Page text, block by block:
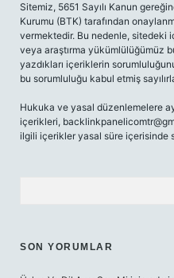
Sitemiz, 5651 Sayılı Kanun
Kurumu (BTK) tarafından
vermektedir. Bu nedenle, sitedeki
veya araştırma yükümlülüğümüz
yazdıkları içeriklerin
bu sorumluluğu kabul etmiş
Hukuka ve yasal düzenlemelere
içerikleri,
ilgili içerikler yasal süre içerisinde
SON YORUMLAR